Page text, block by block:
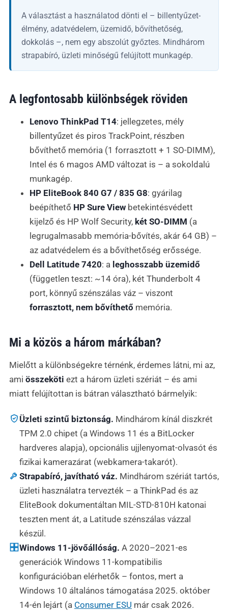
A választást a használatod dönti el – billentyűzet-
élmény, adatvédelem, üzemidő, bővíthetőség,
dokkolás –, nem egy abszolút győztes. Mindhárom
strapabíró, üzleti minőségű felújított munkagép.
A legfontosabb különbségek röviden
Lenovo ThinkPad T14: jellegzetes, mély
billentyűzet és piros TrackPoint, részben
bővíthető memória (1 forrasztott + 1 SO-DIMM),
Intel és 6 magos AMD változat is – a sokoldalú
munkagép.
HP EliteBook 840 G7 / 835 G8: gyárilag
beépíthető HP Sure View betekintésvédett
kijelző és HP Wolf Security, két SO-DIMM (a
legrugalmasabb memória-bővítés, akár 64 GB) –
az adatvédelem és a bővíthetőség erőssége.
Dell Latitude 7420: a leghosszabb üzemidő
(független teszt: ~14 óra), két Thunderbolt 4
port, könnyű szénszálas váz – viszont
forrasztott, nem bővíthető memória.
Mi a közös a három márkában?
Mielőtt a különbségekre térnénk, érdemes látni, mi az,
ami összeköti ezt a három üzleti szériát – és ami
miatt felújítottan is bátran választható bármelyik:
Üzleti szintű biztonság. Mindhárom kínál diszkrét
TPM 2.0 chipet (a Windows 11 és a BitLocker
hardveres alapja), opcionális ujjlenyomat-olvasót és
fizikai kamerazárat (webkamera-takarót).
Strapabíró, javítható váz. Mindhárom szériát tartós,
üzleti használatra tervezték – a ThinkPad és az
EliteBook dokumentáltan MIL-STD-810H katonai
teszten ment át, a Latitude szénszálas vázzal
készül.
Windows 11-jövőállóság. A 2020–2021-es
generációk Windows 11-kompatibilis
konfigurációban elérhetők – fontos, mert a
Windows 10 általános támogatása 2025. október
14-én lejárt (a Consumer ESU már csak 2026.